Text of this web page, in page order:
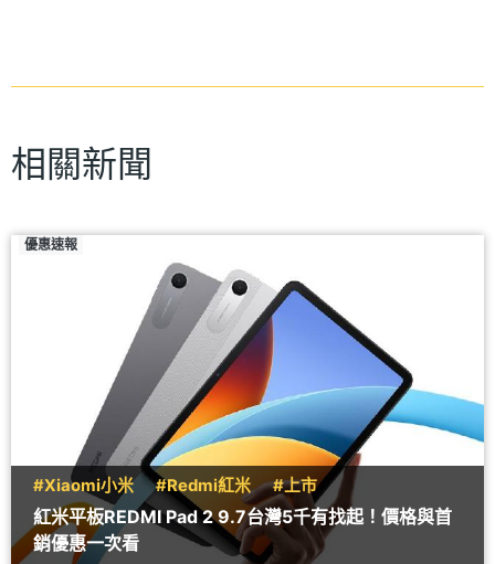
相關新聞
優惠速報
#Xiaomi小米 #Redmi紅米 #上市
紅米平板REDMI Pad 2 9.7台灣5千有找起！價格與首
銷優惠一次看